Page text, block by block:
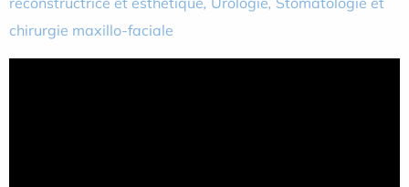
chirurgie maxillo-faciale